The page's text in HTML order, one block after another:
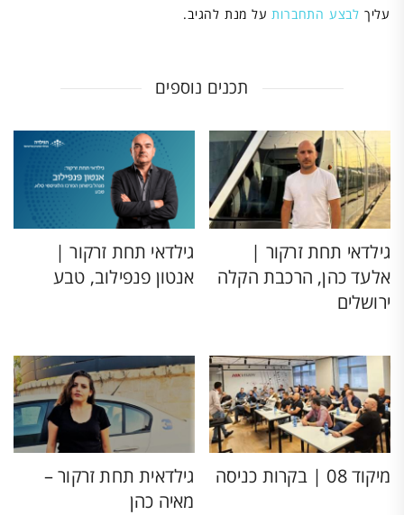
עליך לבצע התחברותעל מנת להגיב.
תכנים נוספים
גילדאי תחת זרקור |
אלעד כהן, הרכבת הקלה
ירושלים
גילדאי תחת זרקור |
אנטון פנפילוב, טבע
מיקוד 08 | בקרות כניסה
גילדאית תחת זרקור –
מאיה כהן